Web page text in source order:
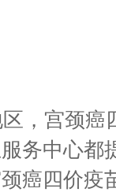
，宫颈癌
务中心都
癌四价疫